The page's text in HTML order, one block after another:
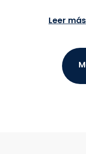
Pérez
Leer más